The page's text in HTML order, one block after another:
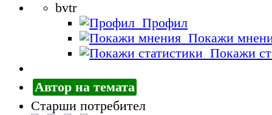
bvtr
Профил
Покажи
Покажи
Автор на темата
Старши потребител